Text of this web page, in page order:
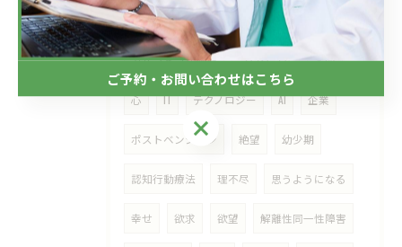
精神症状 精神疾患 病気
カサンドラ症候群 プログラム 人間
心 IT テクノロジー AI 企業
ポストベンション 絶望 幼少期
認知行動療法 理不尽 思うようになる
幸せ 欲求 欲望 解離性同一性障害
ご予約・お問い合わせはこちら
ご予約・お問い合わせはこちら